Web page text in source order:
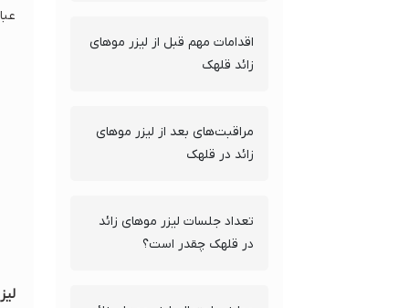
اقدامات مهم قبل از لیزر موهای
زائد قلهک
مراقبت‌های بعد از لیزر موهای
زائد در قلهک
تعداد جلسات لیزر موهای زائد
در قلهک چقدر است؟